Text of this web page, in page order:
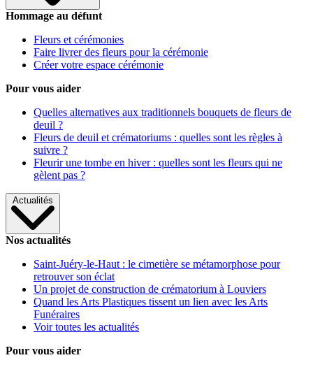
Hommage au défunt
Fleurs et cérémonies
Faire livrer des fleurs pour la cérémonie
Créer votre espace cérémonie
Pour vous aider
Quelles alternatives aux traditionnels bouquets de fleurs de
deuil ?
Fleurs de deuil et crématoriums : quelles sont les règles à
suivre ?
Fleurir une tombe en hiver : quelles sont les fleurs qui ne
gèlent pas ?
Actualités
Nos actualités
Saint-Juéry-le-Haut : le cimetière se métamorphose pour
retrouver son éclat
Un projet de construction de crématorium à Louviers
Quand les Arts Plastiques tissent un lien avec les Arts
Funéraires
Voir toutes les actualités
Pour vous aider